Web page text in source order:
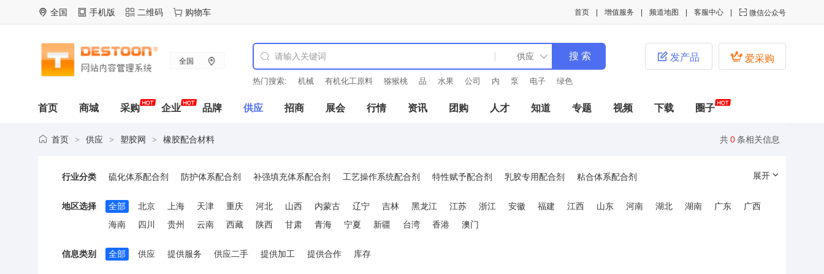
全国 手机版 二维码 购物车  微信公众号
客服中心
频道地图
增值服务
首页
全国
热门搜索: 机械 有机化工原料 猕猴桃 品 水果 公司 内 泵 电子 绿色
 爱采购
 发产品
首页 商城 采购 企业 品牌 供应 招商 展会 行情 资讯 团购 人才 知道 专题 视频 下载 圈子
共0条相关信息
首页 > 供应 > 塑胶网 > 橡胶配合材料
行业分类 硫化体系配合剂 防护体系配合剂 补强填充体系配合剂 工艺操作系统配合剂 特性赋予配合剂 乳胶专用配合剂 粘合体系配合剂 展开
地区选择 全部 北京 上海 天津 重庆 河北 山西 内蒙古 辽宁 吉林 黑龙江 江苏 浙江 安徽 福建 江西 山东 河南 湖北 湖南 广东
广西
海南
四川 贵州 云南 西藏 陕西 甘肃 青海 宁夏 新疆 台湾 香港 澳门
信息类别 全部 供应 提供服务 供应二手 提供加工 提供合作 库存